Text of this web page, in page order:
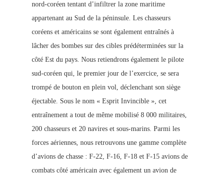
nord-coréen tentant d’infiltrer la zone maritime
appartenant au Sud de la péninsule. Les chasseurs
coréens et américains se sont également entraînés à
lâcher des bombes sur des cibles prédéterminées sur la
côté Est du pays. Nous retiendrons également le pilote
sud-coréen qui, le premier jour de l’exercice, se sera
trompé de bouton en plein vol, déclenchant son siège
éjectable. Sous le nom « Esprit Invincible », cet
entraînement a tout de même mobilisé 8 000 militaires,
200 chasseurs et 20 navires et sous-marins. Parmi les
forces aériennes, nous retrouvons une gamme complète
d’avions de chasse : F-22, F-16, F-18 et F-15 avions de
combats côté américain avec également un avion de